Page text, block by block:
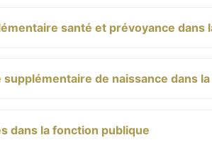
santé et prévoyance
supplémentaire de naissance dans
dans la fonction publique